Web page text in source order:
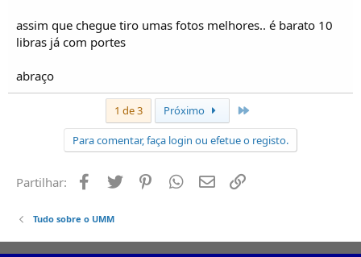
assim que chegue tiro umas fotos melhores.. é barato 10
libras já com portes
abraço
1 de 3 Próximo
Para comentar, faça login ou efetue o registo.
Partilhar: Facebook
Twitter PinterestWhatsapp
Email
Tudo sobre o UMM